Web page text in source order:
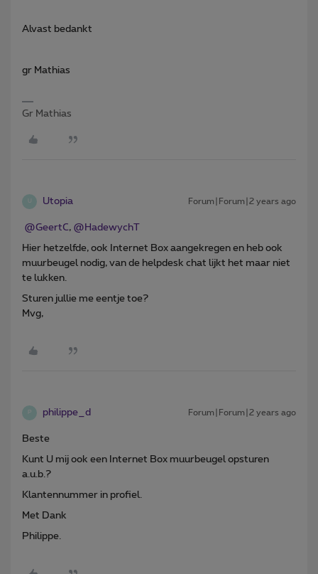
Alvast bedankt
gr Mathias
Gr Mathias
Utopia Forum|Forum|2 years ago
@GeertC, @HadewychT
Hier hetzelfde, ook Internet Box aangekregen en heb ook
muurbeugel nodig, van de helpdesk chat lijkt het maar niet
te lukken.
Sturen jullie me eentje toe?
Mvg,
P philippe_d Forum|Forum|2 years ago
Beste
Kunt U mij ook een Internet Box muurbeugel opsturen
a.u.b.?
Klantennummer in profiel.
Met Dank
Philippe.